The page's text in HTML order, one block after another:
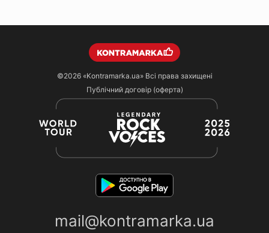
©2026 «Kontramarka.ua»Всі права захищені
Публічний договір (оферта)
mail@kontramarka.ua